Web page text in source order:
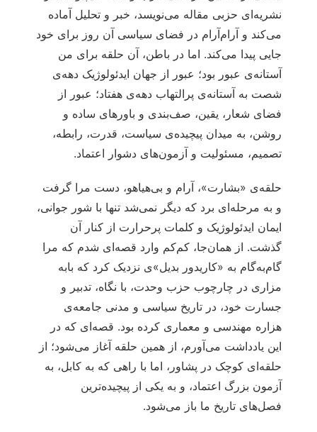
نشریه‌ای حزبی مقاله می‌نویسد، خبر و تحلیل آماده
می‌کند و آرام‌آرام در فضای سیاسی آن روز برای خود
جایی پیدا می‌کند. اما در باطن، آن حلقه برای من
آستانه‌ی عبور بود؛ عبور از جهان ایدئولوژیک دهه‌ی
شصت به آستانه‌ی پرالتهاب دهه‌ی هفتاد؛ عبور از
فضای شعار، یقین، صف‌بندی و باورهای ساده و
روشن، به میدان پیچیده‌ی سیاست، قدرت، رابطه،
تصمیم، مسئولیت و آزمون‌های دشوار اعتماد.
حلقه‌ی «بشارت»، آرام و بی‌هیاهو، دست مرا گرفت
و به مرحله‌ای برد که دیگر نمی‌شد تنها با شور جوانی،
ایمان ایدئولوژیک و کلمات پرحرارت از کنار آن
گذشت. از همان‌جا، کم‌کم وارد قصه‌ای شدم که مرا
گام‌به‌گام به «کاریدور بدیل»ی نزدیک کرد که بابه
مزاری در چارچوب حزب وحدت، با نگاه، تدبیر و
جسارت خود، در تاریخ سیاسی و مدنی جامعه‌ی
هزاره مهندسی و معماری کرده بود. قصه‌ای که در
این یادداشت می‌آورم، از همین حلقه آغاز می‌شود؛ از
حلقه‌ای کوچک در پشاور، اما با راهی که به کابل، به
آزمون بزرگ اعتماد، و به یکی از پیچیده‌ترین
فصل‌های تاریخ ما باز می‌شود.